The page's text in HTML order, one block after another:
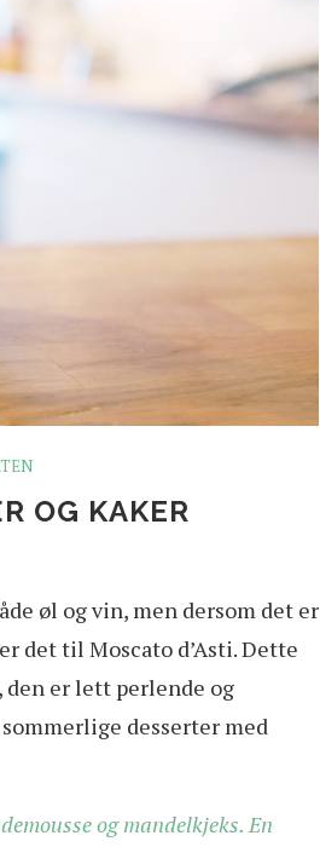
OG KAKER
øl og vin, men dersom det er
det til Moscato d’Asti. Dette
den er lett perlende og
desserter med
og mandelkjeks. En